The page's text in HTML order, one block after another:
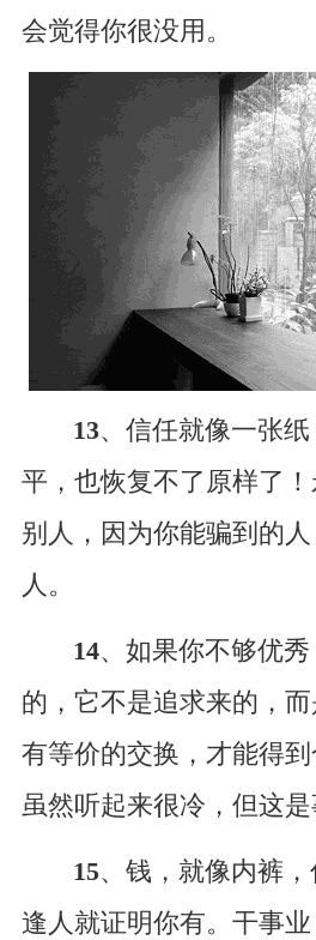
会觉得你很没用。
13、信任就像一张
平，也恢复不了原样了
别人，因为你能骗到的
人。
14、如果你不够优
的，它不是追求来的，
有等价的交换，才能得
虽然听起来很冷，但这是
15、钱，就像内裤
逢人就证明你有。干事